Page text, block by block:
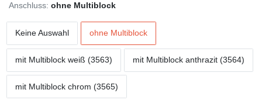
Anschluss: ohne Multiblock
Keine Auswahl ohne Multiblock
mit Multiblock weiß (3563) mit Multiblock anthrazit (3564)
mit Multiblock chrom (3565)